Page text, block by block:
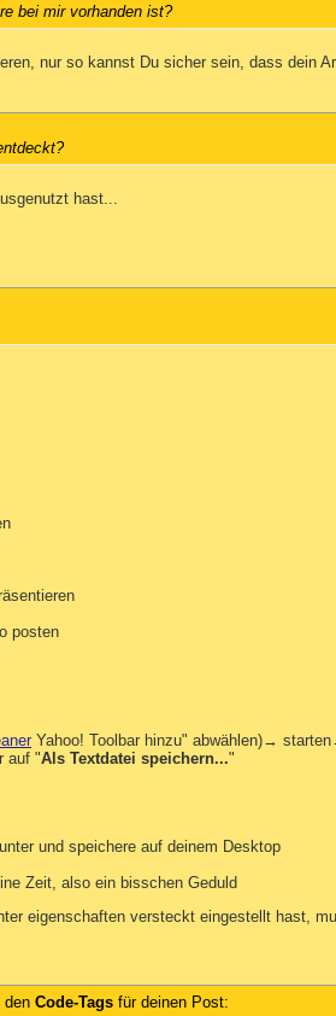
bei mir vorhanden ist?
nur so kannst Du sicher sein, dass dein
hast...
posten
Yahoo! Toolbar hinzu" abwählen)→
auf "Als Textdatei speichern..."
und speichere auf deinem Desktop
Zeit, also ein bisschen Geduld
eigenschaften versteckt eingestellt hast,
den Code-Tags für deinen Post: